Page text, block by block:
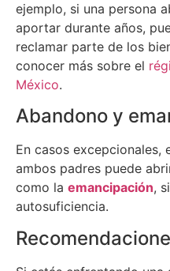
ejemplo, si una persona
aportar durante años,
reclamar parte de los
conocer más sobre el
México.
Abandono y
En casos
ambos padres puede
como la emancipación,
autosuficiencia.